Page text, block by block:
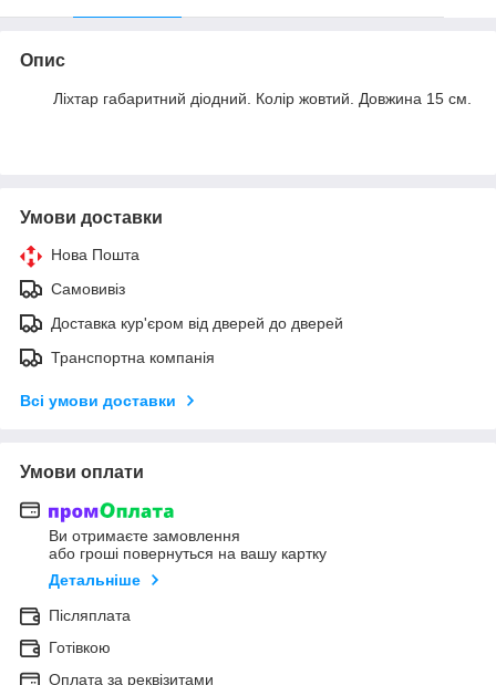
Опис
Ліхтар габаритний діодний. Колір жовтий. Довжина 15 см.
Умови доставки
Нова Пошта
Самовивіз
Доставка кур'єром від дверей до дверей
Транспортна компанія
Всі умови доставки
Умови оплати
Ви отримаєте замовлення
або гроші повернуться на вашу картку
Детальніше
Післяплата
Готівкою
Оплата за реквізитами